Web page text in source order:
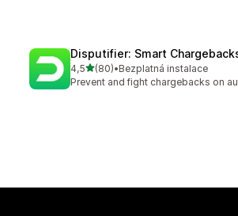
Disputifier: Smart
4,5z 5 hvězd
(80)
Celkový počet recenzí: 80
•Bezplatná instalace
Prevent and fight chargebacks on